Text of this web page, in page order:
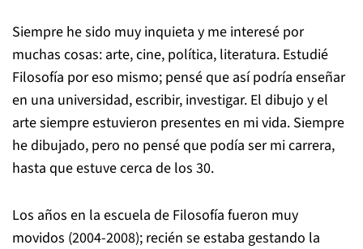
Siempre he sido muy inquieta y me interesé por
muchas cosas: arte, cine, política, literatura. Estudié
Filosofía por eso mismo; pensé que así podría enseñar
en una universidad, escribir, investigar. El dibujo y el
arte siempre estuvieron presentes en mi vida. Siempre
he dibujado, pero no pensé que podía ser mi carrera,
hasta que estuve cerca de los 30.
Los años en la escuela de Filosofía fueron muy
movidos (2004-2008); recién se estaba gestando la